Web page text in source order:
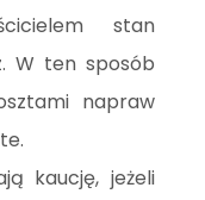
stan
W ten sposób
napraw
kaucję, jeżeli